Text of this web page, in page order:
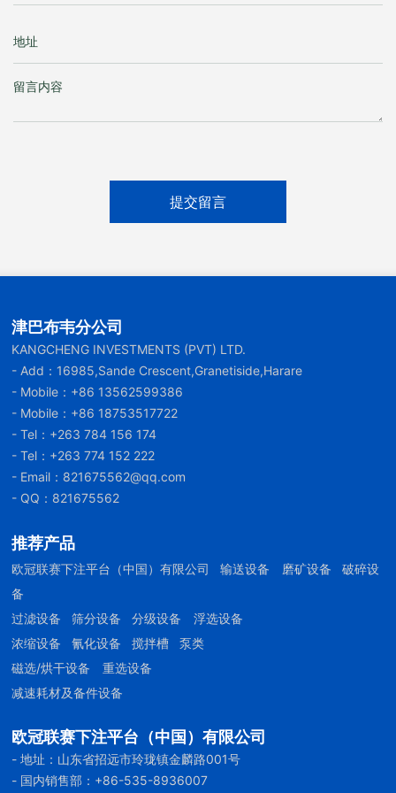
提交留言
津巴布韦分公司
KANGCHENG INVESTMENTS (PVT) LTD.
- Add：16985,Sande Crescent,Granetiside,Harare
- Mobile： +86 13562599386
- Mobile： +86 18753517722
- Tel： +263 784 156 174
- Tel： +263 774 152 222
- Email： 821675562@qq.com
- QQ：821675562
推荐产品
欧冠联赛下注平台（中国）有限公司 输送设备 磨矿设备
破碎设
备
过滤设备
筛分设备 分级设备
浮选设备
浓缩设备
氰化设备 搅拌槽
泵类
磁选/烘干设备
重选设备
减速耗材及备件设备
欧冠联赛下注平台（中国）有限公司
- 地址：山东省招远市玲珑镇金麟路001号
- 国内销售部： +86-535-8936007